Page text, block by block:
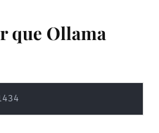
que Ollama